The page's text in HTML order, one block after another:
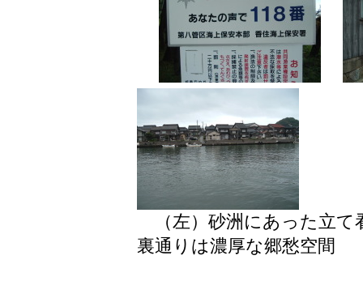
（左）砂洲にあった立
裏通りは濃厚な郷愁空